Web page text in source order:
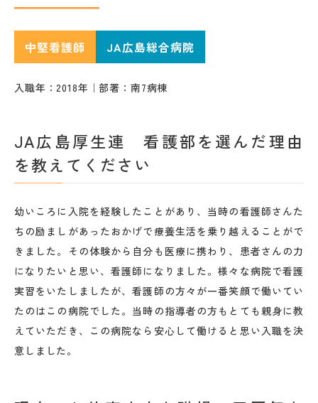
中堅看護師 JA広島総合病院
入職年：2018年｜部署：南7病棟
JA広島厚生連 看護部を選んだ理由
を教えてください
幼いころに入院を経験したことがあり、当時の看護師さんた
ちの励ましがあったおかげで療養生活を乗り越えることがで
きました。その体験から自分も医療に携わり、患者さんの力
になりたいと思い、看護師になりました。様々な病院で看護
実習をいたしましたが、看護師の方々が一番笑顔で働いてい
たのはこの病院でした。当時の指導者の方もとても親身に教
えていただき、この病院なら安心して働けると思い入職を決
意しました。